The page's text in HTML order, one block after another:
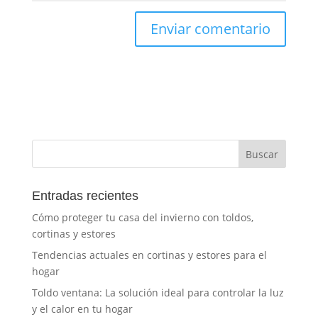
Entradas recientes
Cómo proteger tu casa del invierno con toldos,
cortinas y estores
Tendencias actuales en cortinas y estores para el
hogar
Toldo ventana: La solución ideal para controlar la luz
y el calor en tu hogar